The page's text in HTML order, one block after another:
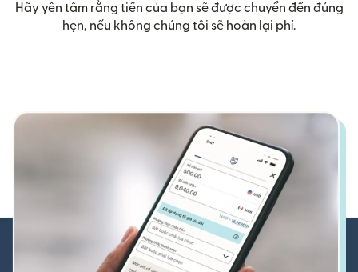
Hãy yên tâm rằng tiền của bạn sẽ được chuyển đến đúng
hẹn, nếu không chúng tôi sẽ hoàn lại phí.